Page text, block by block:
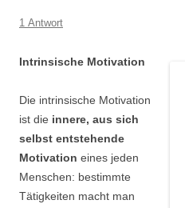
1 Antwort
Intrinsische Motivation
Die intrinsische Motivation
ist die innere, aus sich
selbst entstehende
Motivation eines jeden
Menschen: bestimmte
Tätigkeiten macht man